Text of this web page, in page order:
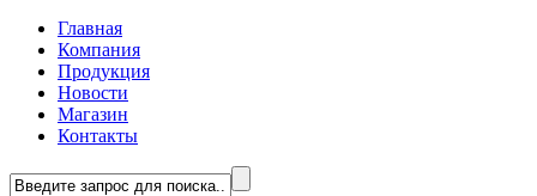
Главная
Компания
Продукция
Новости
Магазин
Контакты